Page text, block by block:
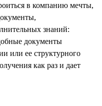
в компанию мечты,
знаний:
документы
или ее структурного
как раз и дает